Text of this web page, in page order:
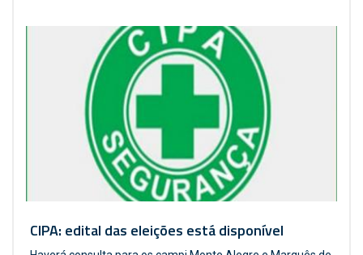
CIPA: edital das eleições está disponível